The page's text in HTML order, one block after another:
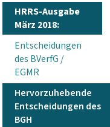
HRRS-Ausgabe
März 2018:
Entscheidungen
des BVerfG /
EGMR
Hervorzuhebende
Entscheidungen des
BGH